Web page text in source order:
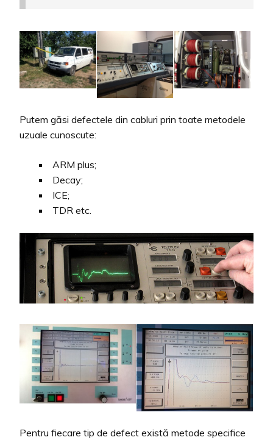
Putem găsi defectele din cabluri prin toate metodele
uzuale cunoscute:
ARM plus;
Decay;
ICE;
TDR etc.
Pentru fiecare tip de defect există metode specifice